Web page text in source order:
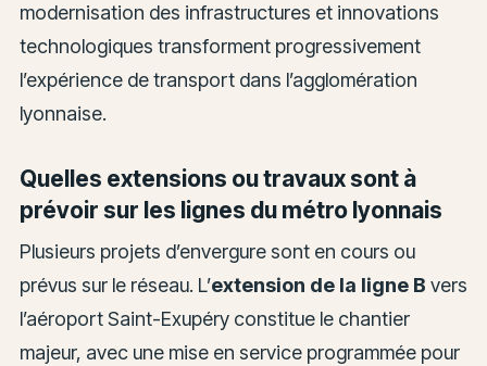
modernisation des infrastructures et innovations
technologiques transforment progressivement
l’expérience de transport dans l’agglomération
lyonnaise.
Quelles extensions ou travaux sont à
prévoir sur les lignes du métro lyonnais
Plusieurs projets d’envergure sont en cours ou
prévus sur le réseau. L’extension de la ligne B vers
l’aéroport Saint-Exupéry constitue le chantier
majeur, avec une mise en service programmée pour